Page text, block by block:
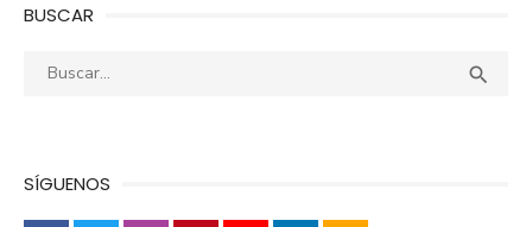
BUSCAR
Buscar: 
SÍGUENOS